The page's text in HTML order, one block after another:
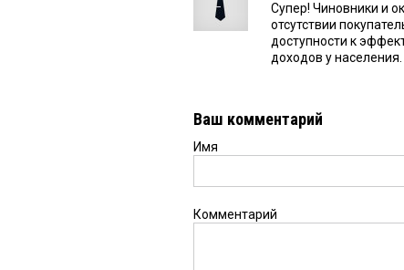
Супер! Чиновники и
отсутствии
доступности к
доходов у населения.
Ваш комментарий
Имя
Комментарий